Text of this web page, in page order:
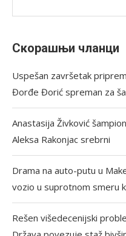
Скорашњи чланци
Uspešan završetak
Đorđe Đorić spreman za
Anastasija Živković
Aleksa Rakonjac srebrni
Drama na auto-putu u
vozio u suprotnom smeru
Rešen višedecenijski